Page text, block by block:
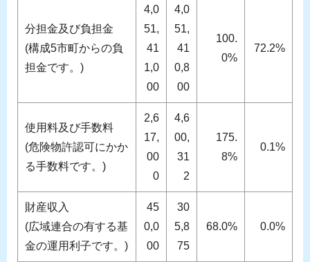
分担金及び負担金
(構成5市町からの負
担金です。)
4,0
51,
41
1,0
00
4,0
51,
41
0,8
00
100.
0%
72.2%
使用料及び手数料
(危険物許認可にかか
る手数料です。)
2,6
17,
00
0
4,6
00,
31
2
175.
8%
0.1%
財産収入
(広域連合の有する基
金の運用利子です。)
45
0,0
00
30
5,8
75
68.0% 0.0%